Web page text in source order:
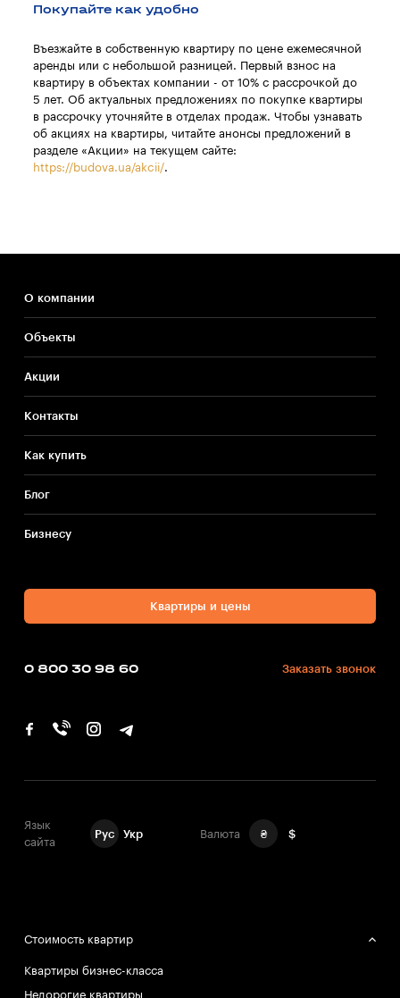
Покупайте как удобно
Въезжайте в собственную квартиру по цене ежемесячной
аренды или с небольшой разницей. Первый взнос на
квартиру в объектах компании - от 10% с рассрочкой до
5 лет. Об актуальных предложениях по покупке квартиры
в рассрочку уточняйте в отделах продаж. Чтобы узнавать
об акциях на квартиры, читайте анонсы предложений в
разделе «Акции» на текущем сайте:
https://budova.ua/akcii/.
О компании
Объекты
Акции
Контакты
Как купить
Блог
Бизнесу
Квартиры и цены
0 800 30 98 60 Заказать звонок
Язык
сайта
Рус Укр Валюта ₴ $
Стоимость квартир
Квартиры бизнес-класса
Недорогие квартиры